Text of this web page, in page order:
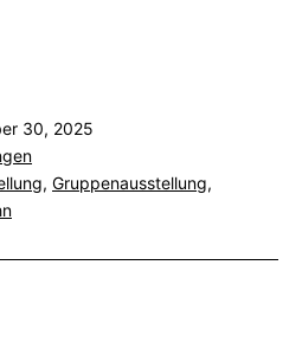
30, 2025
, Gruppenausstellung,